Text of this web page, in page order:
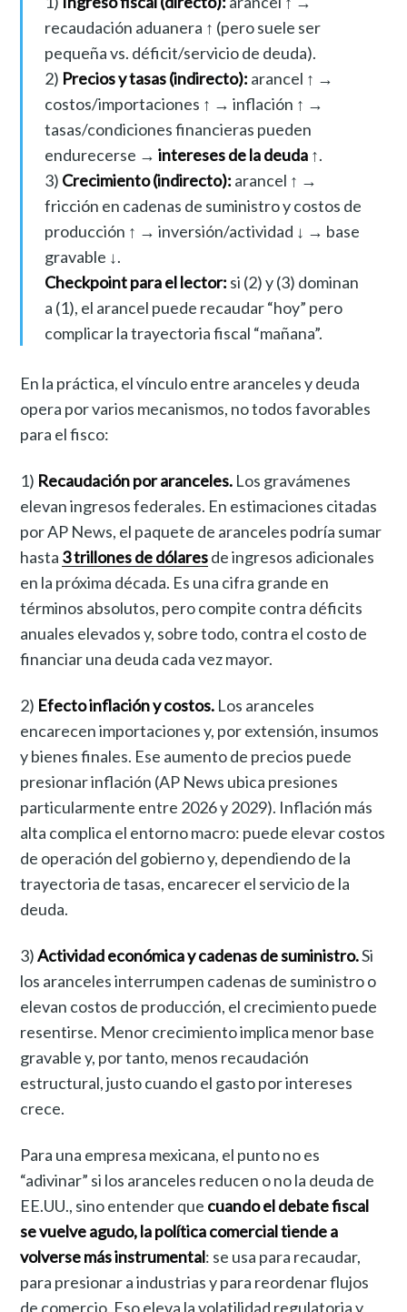
recaudación aduanera ↑ (pero suele ser
pequeña vs. déficit/servicio de deuda).
2) Precios y tasas (indirecto): arancel ↑ →
costos/importaciones ↑ → inflación ↑ →
tasas/condiciones financieras pueden
endurecerse → intereses de la deuda↑.
3) Crecimiento (indirecto): arancel ↑ →
fricción en cadenas de suministro y costos de
producción ↑ → inversión/actividad ↓ → base
gravable ↓.
Checkpoint para el lector: si (2) y (3) dominan
a (1), el arancel puede recaudar “hoy” pero
complicar la trayectoria fiscal “mañana”.
En la práctica, el vínculo entre aranceles y deuda
opera por varios mecanismos, no todos favorables
para el fisco:
1) Recaudación por aranceles. Los gravámenes
elevan ingresos federales. En estimaciones citadas
por AP News, el paquete de aranceles podría sumar
hasta 3 trillones de dólaresde ingresos adicionales
en la próxima década. Es una cifra grande en
términos absolutos, pero compite contra déficits
anuales elevados y, sobre todo, contra el costo de
financiar una deuda cada vez mayor.
2) Efecto inflación y costos. Los aranceles
encarecen importaciones y, por extensión, insumos
y bienes finales. Ese aumento de precios puede
presionar inflación (AP News ubica presiones
particularmente entre 2026 y 2029). Inflación más
alta complica el entorno macro: puede elevar costos
de operación del gobierno y, dependiendo de la
trayectoria de tasas, encarecer el servicio de la
deuda.
3)Actividad económica y cadenas de suministro.Si
los aranceles interrumpen cadenas de suministro o
elevan costos de producción, el crecimiento puede
resentirse. Menor crecimiento implica menor base
gravable y, por tanto, menos recaudación
estructural, justo cuando el gasto por intereses
crece.
Para una empresa mexicana, el punto no es
“adivinar” si los aranceles reducen o no la deuda de
EE.UU., sino entender que cuando el debate fiscal
se vuelve agudo, la política comercial tiende a
volverse más instrumental: se usa para recaudar,
para presionar a industrias y para reordenar flujos
de comercio. Eso eleva la volatilidad regulatoria y,